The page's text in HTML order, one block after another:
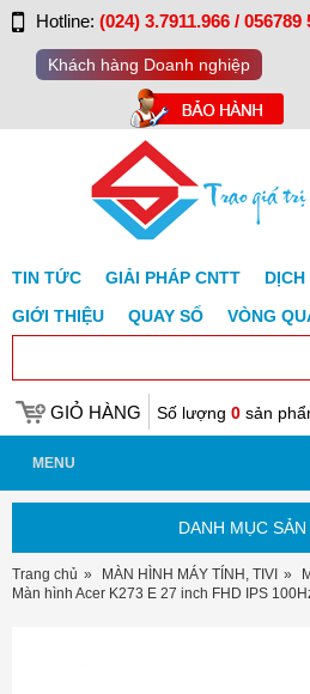
Hotline: (024) 3.7911.966 / 056789
Khách hàng Doanh nghiệp
TIN TỨC GIẢI PHÁP CNTT DỊCH
GIỚI THIỆU
QUAY SỐ VÒNG
GIỎ HÀNG Số lượng 0 sản
MENU
DANH MỤC SẢN
Trang chủ MÀN HÌNH MÁY TÍNH, TIVI
Màn hình Acer K273 E 27 inch FHD IPS